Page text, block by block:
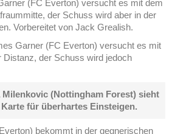
(FC Everton) versucht es mit dem
der Schuss wird aber in der
Vorbereitet von Jack Grealish.
Garner (FC Everton) versucht es mit
Distanz, der Schuss wird jedoch
Milenkovic (Nottingham Forest) sieht
für überhartes Einsteigen.
bekommt in der gegnerischen